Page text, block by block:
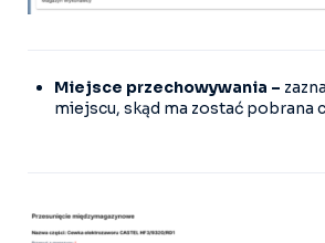
Miejsce przechowywania –
miejscu, skąd ma zostać pobrana